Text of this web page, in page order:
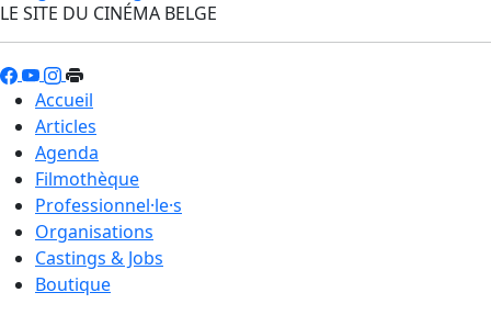
LE SITE DU CINÉMA BELGE
Accueil
Articles
Agenda
Filmothèque
Professionnel·le·s
Organisations
Castings & Jobs
Boutique